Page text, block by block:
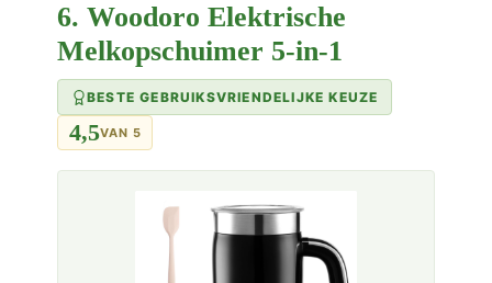
6. Woodoro Elektrische
Melkopschuimer 5-in-1
BESTE GEBRUIKSVRIENDELIJKE KEUZE
4,5VAN 5